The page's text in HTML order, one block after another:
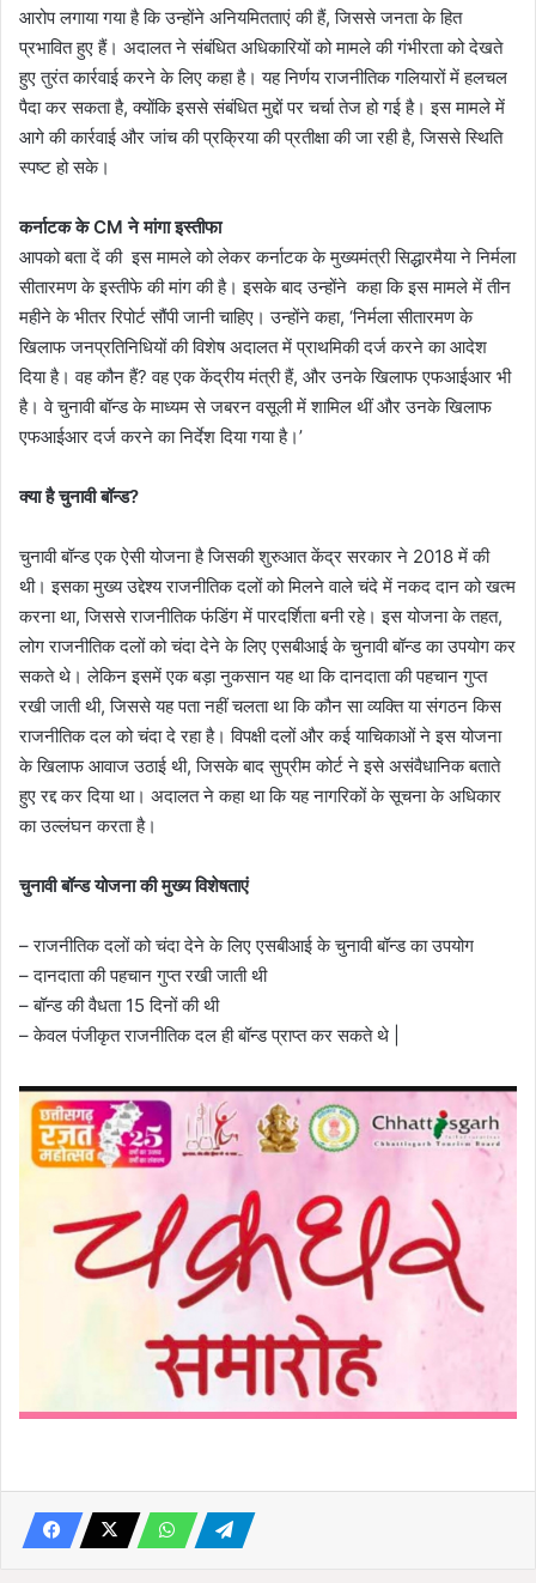
आरोप लगाया गया है कि उन्होंने अनियमितताएं की हैं, जिससे जनता के हित
प्रभावित हुए हैं। अदालत ने संबंधित अधिकारियों को मामले की गंभीरता को देखते
हुए तुरंत कार्रवाई करने के लिए कहा है। यह निर्णय राजनीतिक गलियारों में हलचल
पैदा कर सकता है, क्योंकि इससे संबंधित मुद्दों पर चर्चा तेज हो गई है। इस मामले में
आगे की कार्रवाई और जांच की प्रक्रिया की प्रतीक्षा की जा रही है, जिससे स्थिति
स्पष्ट हो सके।
कर्नाटक के CM ने मांगा इस्तीफा
आपको बता दें की इस मामले को लेकर कर्नाटक के मुख्यमंत्री सिद्धारमैया ने निर्मला
सीतारमण के इस्तीफे की मांग की है। इसके बाद उन्होंने कहा कि इस मामले में तीन
महीने के भीतर रिपोर्ट सौंपी जानी चाहिए। उन्होंने कहा, ‘निर्मला सीतारमण के
खिलाफ जनप्रतिनिधियों की विशेष अदालत में प्राथमिकी दर्ज करने का आदेश
दिया है। वह कौन हैं? वह एक केंद्रीय मंत्री हैं, और उनके खिलाफ एफआईआर भी
है। वे चुनावी बॉन्ड के माध्यम से जबरन वसूली में शामिल थीं और उनके खिलाफ
एफआईआर दर्ज करने का निर्देश दिया गया है।’
क्या है चुनावी बॉन्ड?
चुनावी बॉन्ड एक ऐसी योजना है जिसकी शुरुआत केंद्र सरकार ने 2018 में की
थी। इसका मुख्य उद्देश्य राजनीतिक दलों को मिलने वाले चंदे में नकद दान को खत्म
करना था, जिससे राजनीतिक फंडिंग में पारदर्शिता बनी रहे। इस योजना के तहत,
लोग राजनीतिक दलों को चंदा देने के लिए एसबीआई के चुनावी बॉन्ड का उपयोग कर
सकते थे। लेकिन इसमें एक बड़ा नुकसान यह था कि दानदाता की पहचान गुप्त
रखी जाती थी, जिससे यह पता नहीं चलता था कि कौन सा व्यक्ति या संगठन किस
राजनीतिक दल को चंदा दे रहा है। विपक्षी दलों और कई याचिकाओं ने इस योजना
के खिलाफ आवाज उठाई थी, जिसके बाद सुप्रीम कोर्ट ने इसे असंवैधानिक बताते
हुए रद्द कर दिया था। अदालत ने कहा था कि यह नागरिकों के सूचना के अधिकार
का उल्लंघन करता है।
चुनावी बॉन्ड योजना की मुख्य विशेषताएं
– राजनीतिक दलों को चंदा देने के लिए एसबीआई के चुनावी बॉन्ड का उपयोग
– दानदाता की पहचान गुप्त रखी जाती थी
– बॉन्ड की वैधता 15 दिनों की थी
– केवल पंजीकृत राजनीतिक दल ही बॉन्ड प्राप्त कर सकते थे |